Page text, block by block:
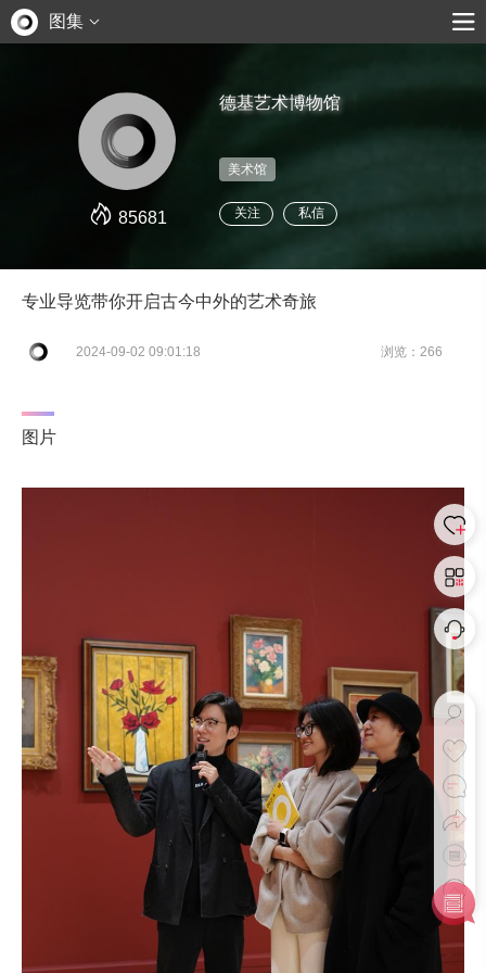
图集
85681
德基艺术博物馆
美术馆
关注 私信
专业导览带你开启古今中外的艺术奇旅
2024-09-02 09:01:18 浏览：266
图片